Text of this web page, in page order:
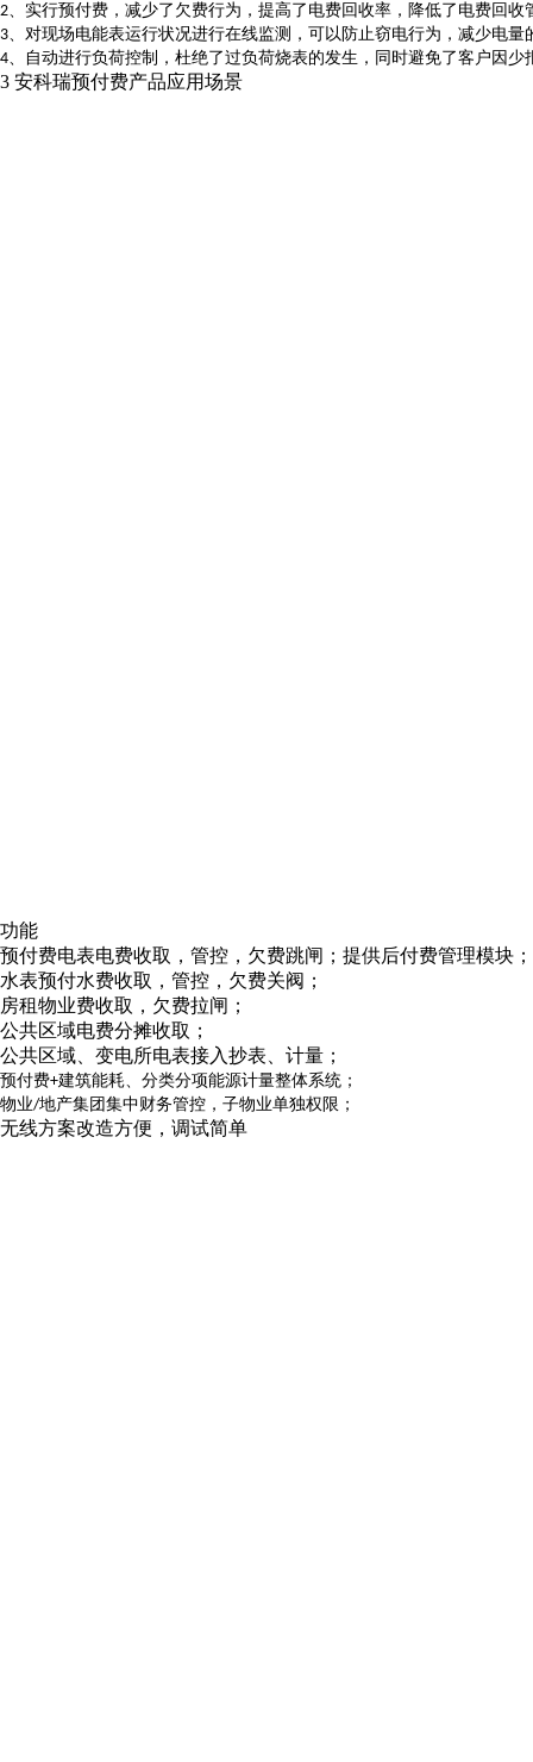
2、实行预付费，减少了欠费行为，提高了电费回收率，降低了电费回
3、对现场电能表运行状况进行在线监测，可以防止窃电行为，减少电量
4、自动进行负荷控制，杜绝了过负荷烧表的发生，同时避免了客户因
3 安科瑞预付费产品应用场景
功能
预付费电表电费收取，管控，欠费跳闸；提供后付费管理模块
水表预付水费收取，管控，欠费关阀；
房租物业费收取，欠费拉闸；
公共区域电费分摊收取；
公共区域、变电所电表接入抄表、计量；
预付费+建筑能耗、分类分项能源计量整体系统；
物业/地产集团集中财务管控，子物业单独权限；
无线方案改造方便，调试简单